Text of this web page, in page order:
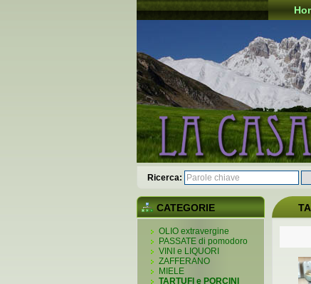
Ricerca:
CATEGORIE
OLIO extravergine
PASSATE di pomodoro
VINI e LIQUORI
ZAFFERANO
MIELE
TARTUFI e PORCINI